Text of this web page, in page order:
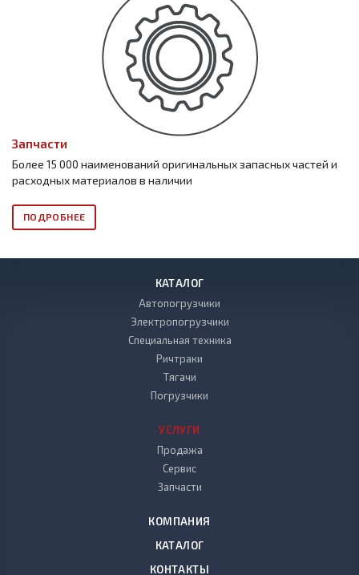
Запчасти
Более 15 000 наименований оригинальных запасных частей и
расходных материалов в наличии
ПОДРОБНЕЕ
КАТАЛОГ
Автопогрузчики
Электропогрузчики
Специальная техника
Ричтраки
Тягачи
Погрузчики
УСЛУГИ
Продажа
Сервис
Запчасти
КОМПАНИЯ
КАТАЛОГ
КОНТАКТЫ